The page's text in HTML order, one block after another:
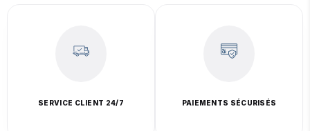
SERVICE CLIENT 24/7 PAIEMENTS SÉCURISÉS